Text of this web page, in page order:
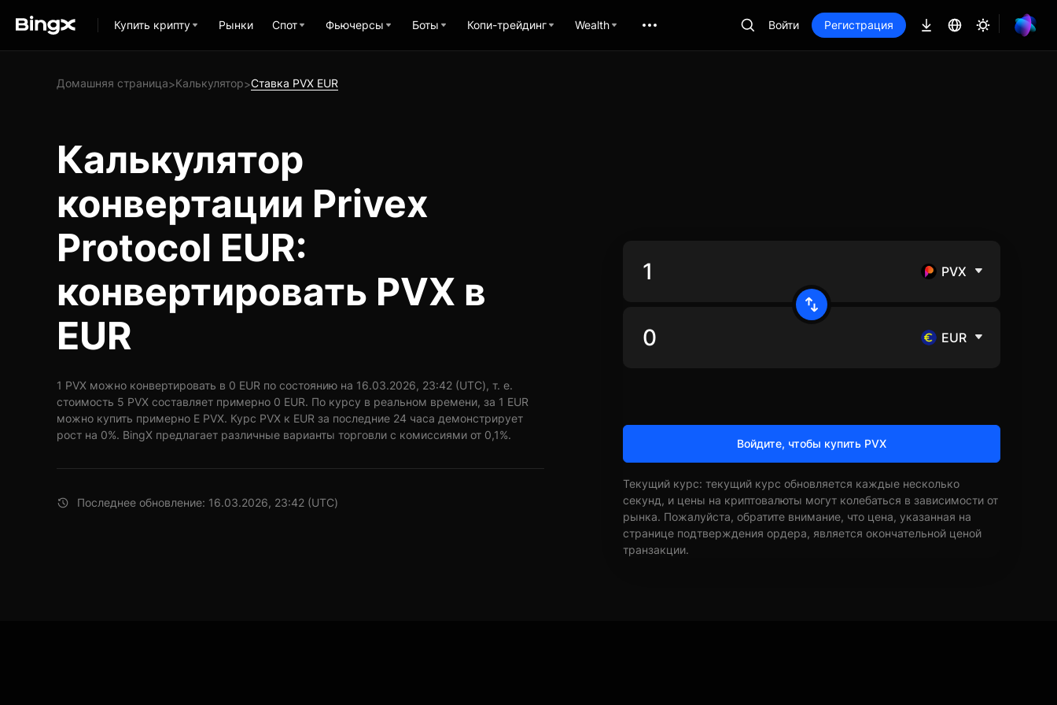
Купить крипту Рынки Спот Фьючерсы Боты Копи-трейдинг Wealth Войти Регистрация
Домашняя страница>Калькулятор>Ставка PVX EUR
Калькулятор
конвертации Privex
Protocol EUR:
конвертировать PVX в
EUR
1 PVX можно конвертировать в 0 EUR по состоянию на 16.03.2026, 23:42 (UTC), т. е.
стоимость 5 PVX составляет примерно 0 EUR. По курсу в реальном времени, за 1 EUR
можно купить примерно E PVX. Курс PVX к EUR за последние 24 часа демонстрирует
рост на 0%. BingX предлагает различные варианты торговли с комиссиями от 0,1%.
Последнее обновление: 16.03.2026, 23:42 (UTC)
PVX
EUR
Войдите, чтобы купить PVX
Текущий курс: текущий курс обновляется каждые несколько
секунд, и цены на криптовалюты могут колебаться в зависимости от
рынка. Пожалуйста, обратите внимание, что цена, указанная на
странице подтверждения ордера, является окончательной ценой
транзакции.